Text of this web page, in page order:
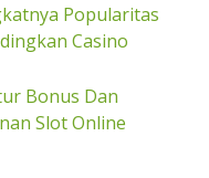
Popularitas
Casino
Bonus Dan
Slot Online